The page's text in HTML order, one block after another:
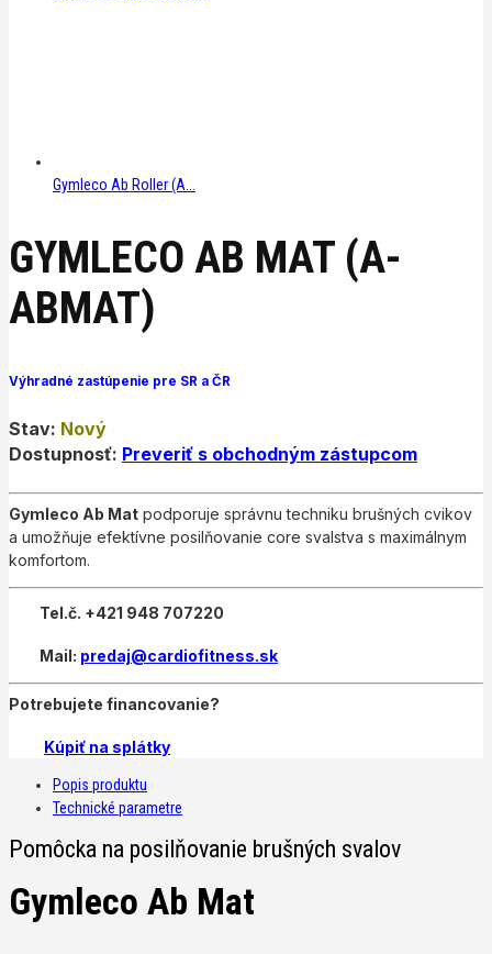
Gymleco Ab Roller (A...
GYMLECO AB MAT (A-
ABMAT)
Výhradné zastúpenie pre SR a ČR
Stav: Nový
Dostupnosť: Preveriť s obchodným zástupcom
Gymleco Ab Mat podporuje správnu techniku brušných cvikov
a umožňuje efektívne posilňovanie core svalstva s maximálnym
komfortom.
Tel.č. +421 948 707220
Mail: predaj@cardiofitness.sk
Potrebujete financovanie?
Kúpiť na splátky
Popis produktu
Technické parametre
Pomôcka na posilňovanie brušných svalov
Gymleco Ab Mat